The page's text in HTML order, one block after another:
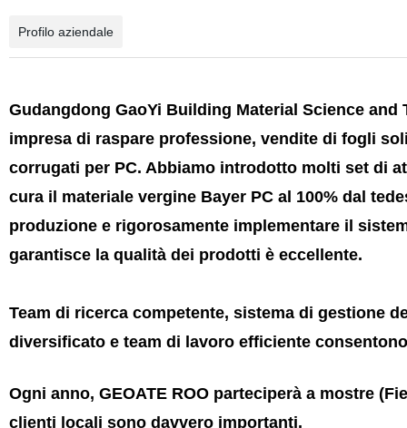
Profilo aziendale
Gudangdong GaoYi Building Material Science and
impresa di raspare professione, vendite di fogli
corrugati per PC. Abbiamo introdotto molti set di
cura il materiale vergine Bayer PC al 100% dal
produzione e rigorosamente implementare il
garantisce la qualità dei prodotti è eccellente.
Team di ricerca competente, sistema di gestione
diversificato e team di lavoro efficiente
Ogni anno, GEOATE ROO parteciperà a mostre
clienti locali sono davvero importanti.